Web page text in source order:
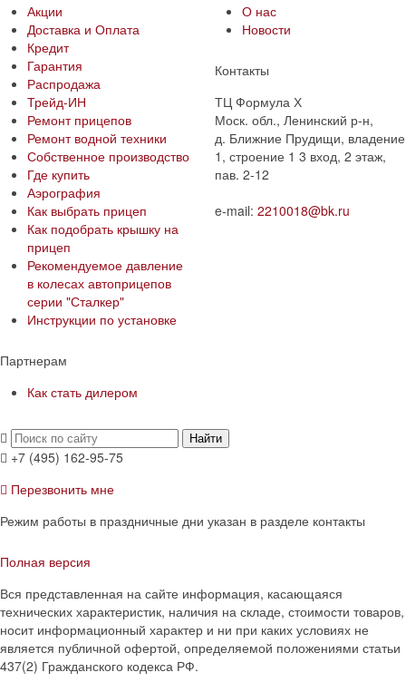
Акции
Доставка и Оплата
Кредит
Гарантия
Распродажа
Трейд-ИН
Ремонт прицепов
Ремонт водной техники
Собственное производство
Где купить
Аэрография
Как выбрать прицеп
Как подобрать крышку на
прицеп
Рекомендуемое давление
в колесах автоприцепов
серии "Сталкер"​
Инструкции по установке
Партнерам
Как стать дилером
О нас
Новости
Контакты
ТЦ Формула Х
Моск. обл., Ленинский р-н,
д. Ближние Прудищи, владение
1, строение 1 3 вход, 2 этаж,
пав. 2-12
e-mail: 2210018@bk.ru
Найти
+7 (495) 162-95-75
Перезвонить мне
Режим работы в праздничные дни указан в разделе контакты
Полная версия
Вся представленная на сайте информация, касающаяся
технических характеристик, наличия на складе, стоимости товаров,
носит информационный характер и ни при каких условиях не
является публичной офертой, определяемой положениями статьи
437(2) Гражданского кодекса РФ.